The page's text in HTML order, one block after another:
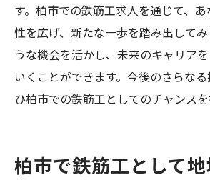
す。柏市での鉄筋工求人を通じて、
性を広げ、新たな一歩を踏み出して
うな機会を活かし、未来のキャリア
いくことができます。今後のさらな
ひ柏市での鉄筋工としてのチャンスを
柏市で鉄筋工として